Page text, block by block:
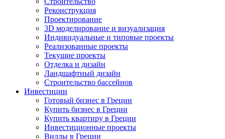
Реконструкция
Проектирование
3D моделирование и визуализация
Индивидуальные и типовые проекты
Реализованные проекты
Текущие проекты
Отделка и дизайн
Ландшафтный дизайн
Строительство бассейнов
Инвестиции
Готовый бизнес в Греции
Купить бизнес в Греции
Купить квартиру в Греции
Инвестиционные проекты
Виллы в Греции